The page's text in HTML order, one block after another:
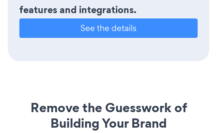
features and integrations.
See the details
Remove the Guesswork of
Building Your Brand